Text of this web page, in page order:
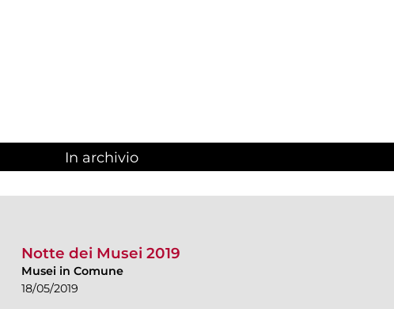
In archivio
Notte dei Musei 2019
Musei in Comune
18/05/2019